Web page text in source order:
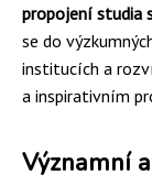
propojení studia
se do
institucích a
a inspirativním
Významní